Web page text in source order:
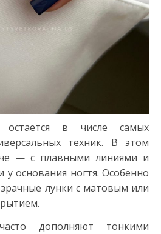
в числе самых
техник. В этом
— с плавными линиями и
основания ногтя. Особенно
лунки с матовым или
дополняют тонкими